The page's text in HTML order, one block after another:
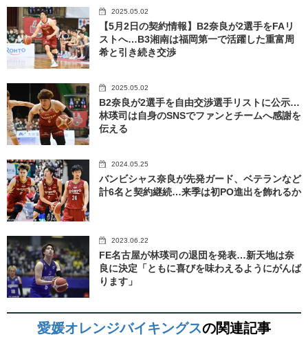
2025.05.02
【5月2日の契約情報】B2奈良が2選手をFAリ
ストへ…B3湘南は福岡第一で活躍した重富周
希と引き続き交渉
2025.05.02
B2奈良が2選手を自由交渉選手リストに公示…
林瑛司は自身のSNSでファンとチームへ感謝を
伝える
2024.05.25
バンビシャス奈良が先発ガード、ベテランなど
計6名と契約継続…来季は初PO進出を飾れるか
2023.06.22
FE名古屋が林瑛司の退団を発表…新天地は奈
良に決定「ともに喜びを味わえるようにがんば
ります」
愛媛オレンジバイキングスの関連記事